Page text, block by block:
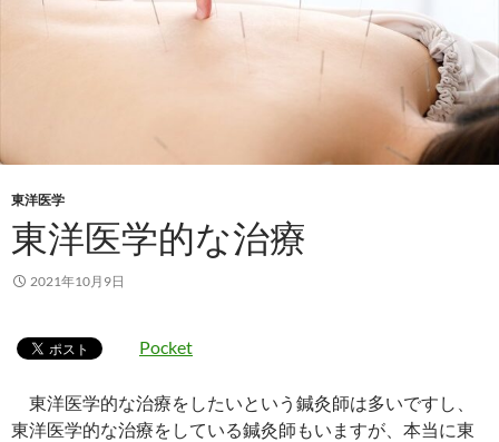
東洋医学
東洋医学的な治療
2021年10月9日
Pocket
東洋医学的な治療をしたいという鍼灸師は多いですし、
東洋医学的な治療をしている鍼灸師もいますが、本当に東